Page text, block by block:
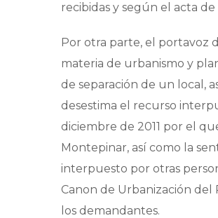
recibidas y según el acta
Por otra parte, el portavoz
materia de urbanismo y
de separación de un local,
desestima el recurso
diciembre de 2011 por el
Montepinar, así como la
interpuesto por otras
Canon de Urbanización del
los demandantes.